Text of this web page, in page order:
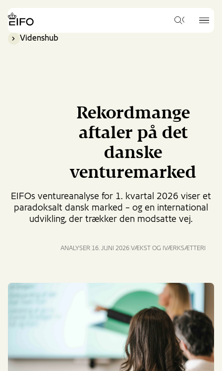
main
content
Label}}
Hvad
Videnshub
Rekordmange
aftaler på det
danske
venturemarked
EIFOs ventureanalyse for 1. kvartal 2026 viser et
paradoksalt dansk marked – og en international
udvikling, der trækker den modsatte vej.
ANALYSER 16. JUNI 2026 VÆKST OG IVÆRKSÆTTERI